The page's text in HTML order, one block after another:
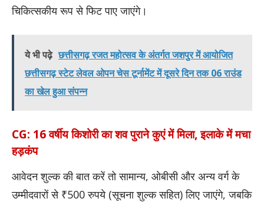
चिकित्सकीय रूप से फिट पाए जाएंगे।
ये भी पढ़े छत्तीसगढ़ रजत महोत्सव के अंतर्गत जशपुर में आयोजित
छत्तीसगढ़ स्टेट लेवल ओपन चेस टूर्नामेंट में दूसरे दिन तक 06 राउंड
का खेल हुआ संपन्न
CG: 16 वर्षीय किशोरी का शव पुराने कुएं में मिला, इलाके में मचा
हड़कंप
आवेदन शुल्क की बात करें तो सामान्य, ओबीसी और अन्य वर्ग के
उम्मीदवारों से ₹500 रुपये (सूचना शुल्क सहित) लिए जाएंगे, जबकि